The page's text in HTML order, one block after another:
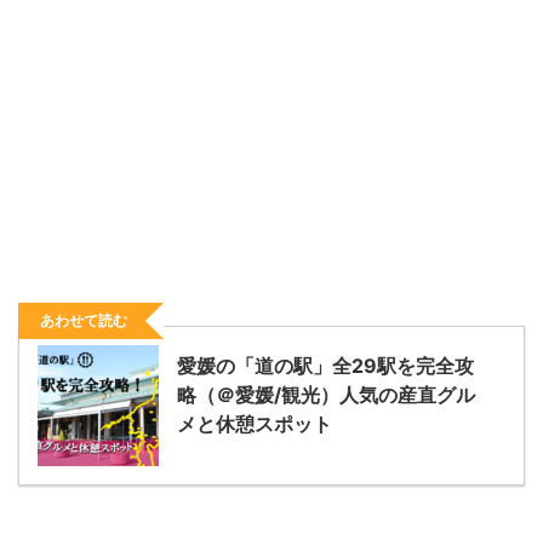
あわせて読む
愛媛の「道の駅」全29駅を完全攻
略（＠愛媛/観光）人気の産直グル
メと休憩スポット